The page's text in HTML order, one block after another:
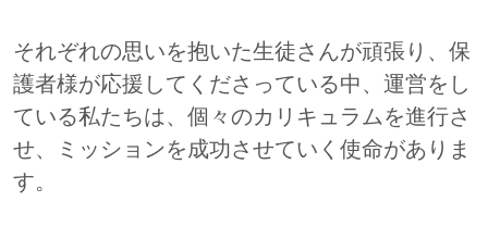
それぞれの思いを抱いた生徒さんが頑張り、保
護者様が応援してくださっている中、運営をし
ている私たちは、個々のカリキュラムを進行さ
せ、ミッションを成功させていく使命がありま
す。